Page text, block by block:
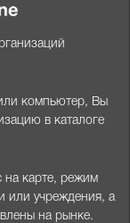
компьютер, Вы
в каталоге
на карте, режим
или учреждения, а
на рынке.